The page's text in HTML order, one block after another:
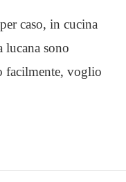
caso, in cucina
lucana sono
facilmente, voglio